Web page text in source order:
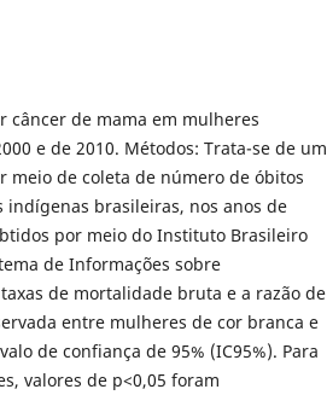
câncer de mama em mulheres
e de 2010. Métodos: Trata-se de um
meio de coleta de número de óbitos
brasileiras, nos anos de
por meio do Instituto Brasileiro
de Informações sobre
de mortalidade bruta e a razão de
entre mulheres de cor branca e
de confiança de 95% (IC95%). Para
valores de p<0,05 foram